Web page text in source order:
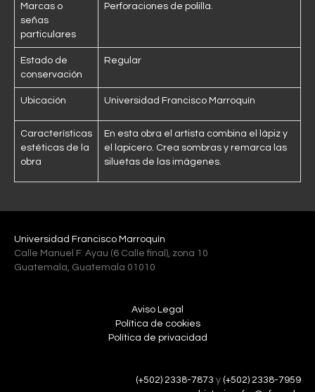
Marcas o
señas
particulares
Perforaciones de polilla.
Estado de
conservación
Regular
Ubicación Universidad Francisco Marroquín
Características
estéticas de la
obra
En esta obra el artista combina el lápiz y
el lapicero. Crea sombras y remarca las
siluetas de las imágenes.
Universidad Francisco Marroquín
Calle Manuel F. Ayau (6 Calle final), zona 10
Guatemala, Guatemala 01010
Aviso Legal
Política de cookies
Política de privacidad
(+502) 2338-7873 y (+502) 2338-7959